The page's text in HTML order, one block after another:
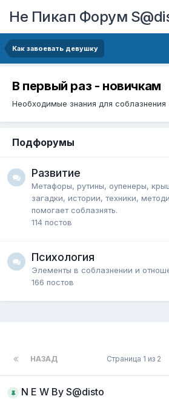
Не Пикап Форум
Как завоевать девушку
В первый раз - новичкам
Необходимые знания для соблазнения
Подфорумы
Развитие
Метафоры, рутины, оупенеры,
загадки, истории, техники,
помогает соблазнять.
114 постов
Психология
Элементы в соблазнении и
166 постов
НАЗАД Страница 1 из 2
N E W By S@disto